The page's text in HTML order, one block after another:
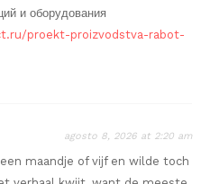
и оборудования
proekt-proizvodstva-rabot-
agosto 8, 2026 at 2:20 am
maandje of vijf en wilde toch